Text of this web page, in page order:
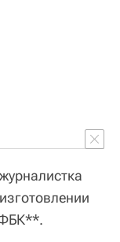
ФБК**.